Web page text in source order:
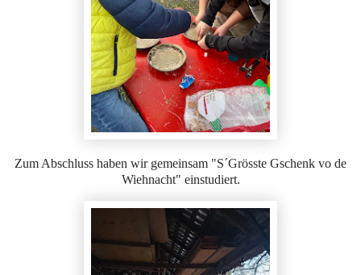
Zum Abschluss haben wir gemeinsam "S´Grösste Gschenk vo de
Wiehnacht" einstudiert.